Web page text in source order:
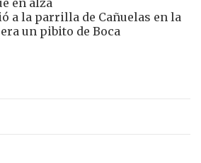
en alza
a la parrilla de Cañuelas en la
un pibito de Boca